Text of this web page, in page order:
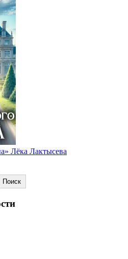
Лёка Лактысева
Поиск